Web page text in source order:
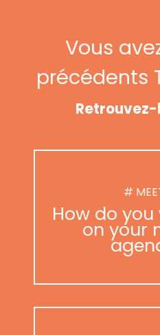
Vous
précédents
#
How do
on your